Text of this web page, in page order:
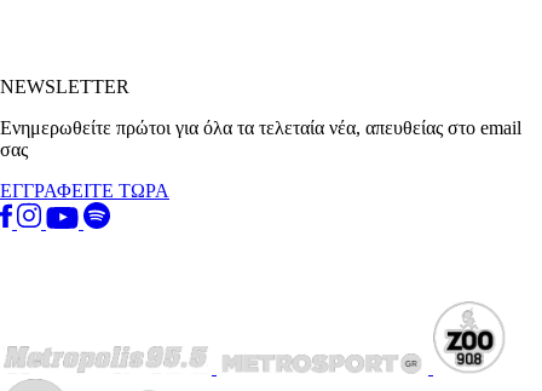
NEWSLETTER
Ενημερωθείτε πρώτοι για όλα τα τελεταία νέα, απευθείας στο email
σας
ΕΓΓΡΑΦΕΙΤΕ ΤΩΡΑ